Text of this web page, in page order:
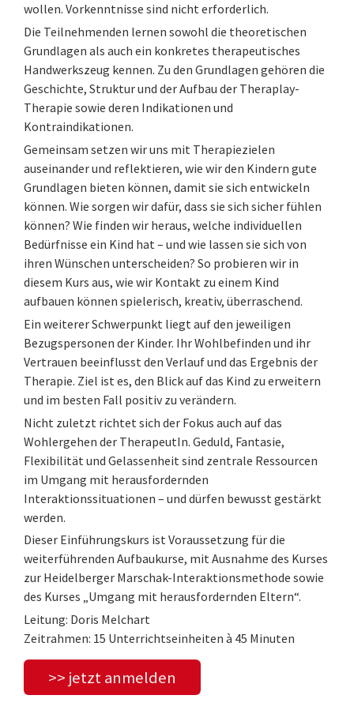
wollen. Vorkenntnisse sind nicht erforderlich.
Die Teilnehmenden lernen sowohl die theoretischen
Grundlagen als auch ein konkretes therapeutisches
Handwerkszeug kennen. Zu den Grundlagen gehören die
Geschichte, Struktur und der Aufbau der Theraplay-
Therapie sowie deren Indikationen und
Kontraindikationen.
Gemeinsam setzen wir uns mit Therapiezielen
auseinander und reflektieren, wie wir den Kindern gute
Grundlagen bieten können, damit sie sich entwickeln
können. Wie sorgen wir dafür, dass sie sich sicher fühlen
können? Wie finden wir heraus, welche individuellen
Bedürfnisse ein Kind hat – und wie lassen sie sich von
ihren Wünschen unterscheiden? So probieren wir in
diesem Kurs aus, wie wir Kontakt zu einem Kind
aufbauen können spielerisch, kreativ, überraschend.
Ein weiterer Schwerpunkt liegt auf den jeweiligen
Bezugspersonen der Kinder. Ihr Wohlbefinden und ihr
Vertrauen beeinflusst den Verlauf und das Ergebnis der
Therapie. Ziel ist es, den Blick auf das Kind zu erweitern
und im besten Fall positiv zu verändern.
Nicht zuletzt richtet sich der Fokus auch auf das
Wohlergehen der TherapeutIn. Geduld, Fantasie,
Flexibilität und Gelassenheit sind zentrale Ressourcen
im Umgang mit herausfordernden
Interaktionssituationen – und dürfen bewusst gestärkt
werden.
Dieser Einführungskurs ist Voraussetzung für die
weiterführenden Aufbaukurse, mit Ausnahme des Kurses
zur Heidelberger Marschak-Interaktionsmethode sowie
des Kurses „Umgang mit herausfordernden Eltern“.
Leitung: Doris Melchart
Zeitrahmen: 15 Unterrichtseinheiten à 45 Minuten
>> jetzt anmelden